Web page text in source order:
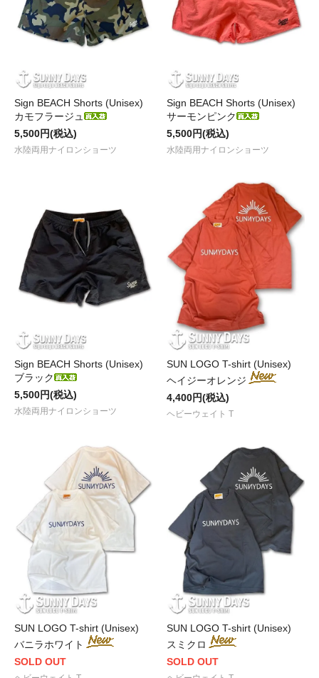
Sign BEACH Shorts (Unisex)
カモフラージュ
5,500円(税込)
水陸両用ナイロンショーツ
Sign BEACH Shorts (Unisex)
サーモンピンク
5,500円(税込)
水陸両用ナイロンショーツ
Sign BEACH Shorts (Unisex)
ブラック
5,500円(税込)
水陸両用ナイロンショーツ
SUN LOGO T-shirt (Unisex)
ヘイジーオレンジ
4,400円(税込)
ヘビーウェイト T
SUN LOGO T-shirt (Unisex)
バニラホワイト
SOLD OUT
SUN LOGO T-shirt (Unisex)
スミクロ
SOLD OUT